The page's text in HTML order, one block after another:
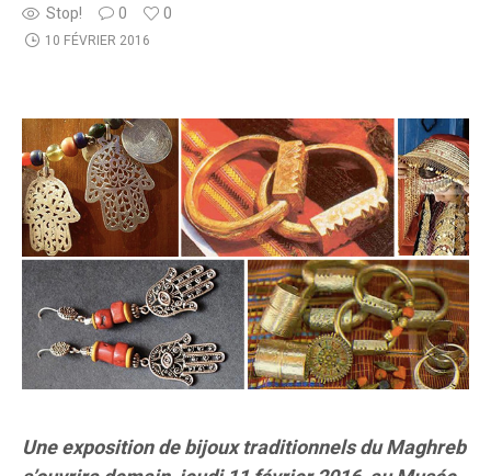
Stop! 0 0
10 FÉVRIER 2016
Une exposition de bijoux traditionnels du Maghreb